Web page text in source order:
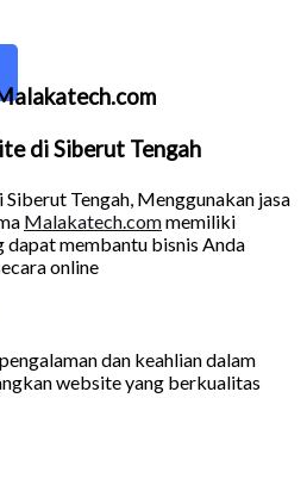
di Siberut Tengah
Siberut Tengah, Menggunakan jasa
Malakatech.commemiliki
dapat membantu bisnis Anda
online
dan keahlian dalam
website yang berkualitas